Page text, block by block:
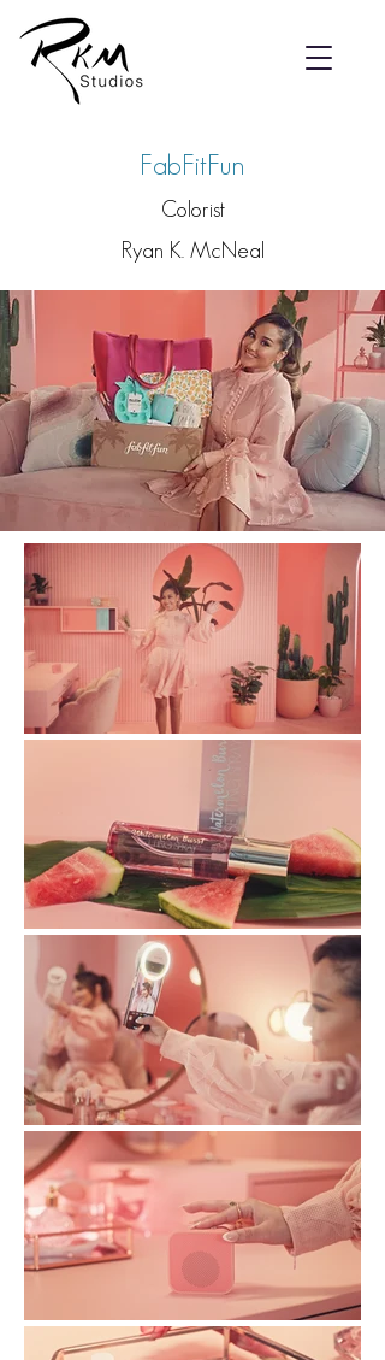
FabFitFun
Colorist
Ryan K. McNeal